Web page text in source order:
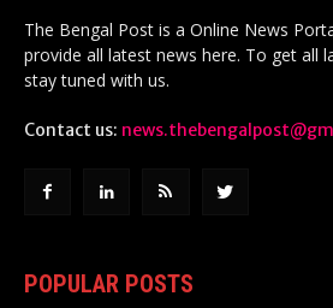
The Bengal Post is a Online News
provide all latest news here. To get all
stay tuned with us.
Contact us:
POPULAR POSTS